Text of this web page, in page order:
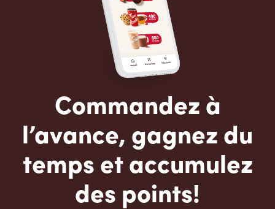
Commandez à
l’avance, gagnez du
temps et accumulez
des points!